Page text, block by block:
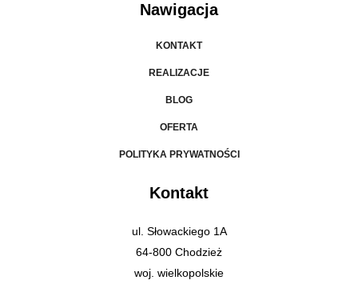
Nawigacja
KONTAKT
REALIZACJE
BLOG
OFERTA
POLITYKA PRYWATNOŚCI
Kontakt
ul. Słowackiego 1A
64-800 Chodzież
woj. wielkopolskie